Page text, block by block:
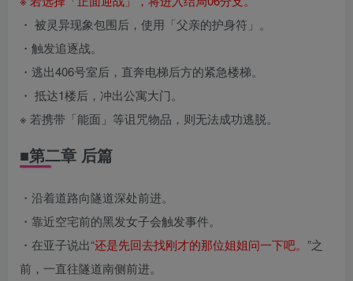
・ 被灵异现象包围后，使用「父亲的护身符」。
・触发追逐战。
・逃出406号室后，直奔电梯后方的紧急楼梯。
・ 抵达1楼后，冲出公寓大门。
※ 若携带「能面」等诅咒物品，则无法成功逃脱。
■第二章 后篇
・沿着道路向隧道深处前进。
・靠近空宅前的黑发女子会触发事件。
・在亚子说出“还是先回去找刚才的那位姐姐问一下吧。 ”之
前，一直往隧道南侧前进。